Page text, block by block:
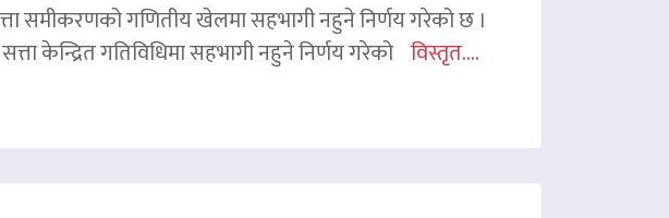
सत्ता समीकरणको गणितीय खेलमा सहभागी नहुने निर्णय गरेको छ ।
केन्द्रित गतिविधिमा सहभागी नहुने निर्णय गरेको विस्तृत....